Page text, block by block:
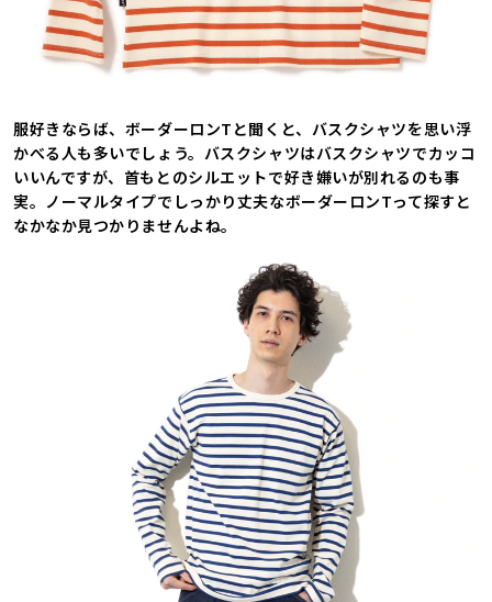
服好きならば、ボーダーロンTと聞くと、バスクシャツを思い浮
かべる人も多いでしょう。バスクシャツはバスクシャツでカッコ
いいんですが、首もとのシルエットで好き嫌いが別れるのも事
実。ノーマルタイプでしっかり丈夫なボーダーロンTって探すと
なかなか見つかりませんよね。